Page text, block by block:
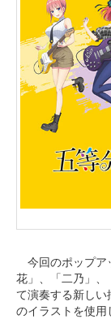
今回のポップア
花」、「二乃」、
て演奏する新しい
のイラストを使用